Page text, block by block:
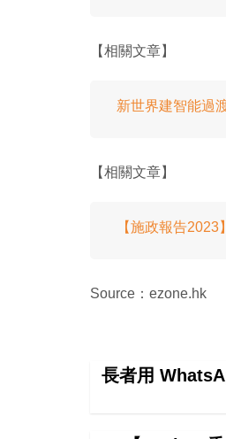
【相關文章】
新世界建智能過
【相關文章】
【施政報告
Source：ezone.hk
長者用